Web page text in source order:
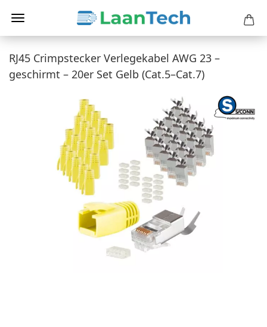
RJ45 Crimpstecker Verlegekabel AWG 23 –
geschirmt – 20er Set Gelb (Cat.5–Cat.7)